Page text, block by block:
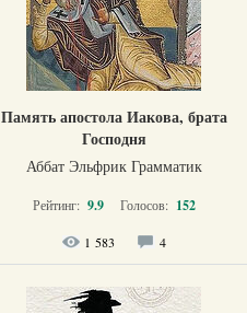
Память апостола Иакова, брата
Господня
Аббат Эльфрик Грамматик
Рейтинг: 9.9 Голосов: 152
1 583 4